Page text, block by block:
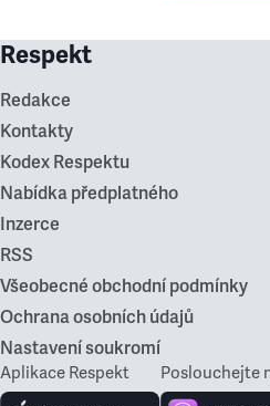
Respekt
Redakce
Kontakty
Kodex Respektu
Nabídka předplatného
Inzerce
RSS
Všeobecné obchodní podmínky
Ochrana osobních údajů
Nastavení soukromí
Aplikace Respekt Poslouchejte